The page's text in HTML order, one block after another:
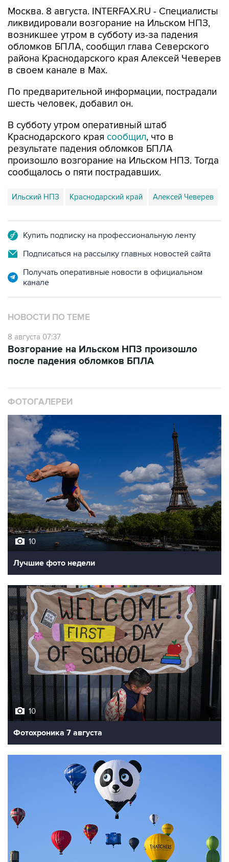
Москва. 8 августа. INTERFAX.RU - Специалисты
ликвидировали возгорание на Ильском НПЗ,
возникшее утром в субботу из-за падения
обломков БПЛА, сообщил глава Северского
района Краснодарского края Алексей Чеверев
в своем канале в Max.
По предварительной информации, пострадали
шесть человек, добавил он.
В субботу утром оперативный штаб
Краснодарского края сообщил, что в
результате падения обломков БПЛА
произошло возгорание на Ильском НПЗ. Тогда
сообщалось о пяти пострадавших.
Ильский НПЗ Краснодарский край Алексей Чеверев
Купить подписку на профессиональную ленту
Подписаться на рассылку главных новостей сайта
Получать оперативные новости в официальном
канале
НОВОСТИ ПО ТЕМЕ
8 августа 07:37
Возгорание на Ильском НПЗ произошло
после падения обломков БПЛА
ФОТОГАЛЕРЕИ
10
Лучшие фото недели
10
Фотохроника 7 августа